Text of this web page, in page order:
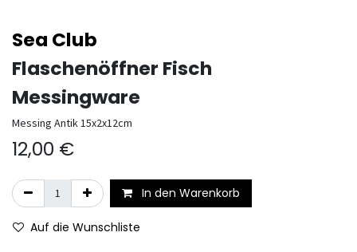
Sea Club
Flaschenöffner Fisch
Messingware
Messing Antik 15x2x12cm
12,00 €
In den Warenkorb
Auf die Wunschliste